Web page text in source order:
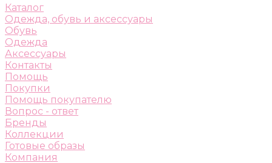
Каталог
Одежда, обувь и аксессуары
Обувь
Одежда
Аксессуары
Контакты
Помощь
Покупки
Помощь покупателю
Вопрос - ответ
Бренды
Коллекции
Готовые образы
Компания